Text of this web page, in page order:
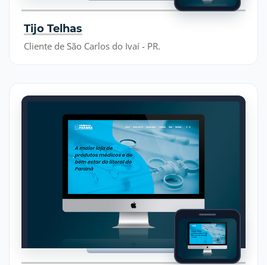
Tijo Telhas
Cliente de São Carlos do Ivaí - PR.